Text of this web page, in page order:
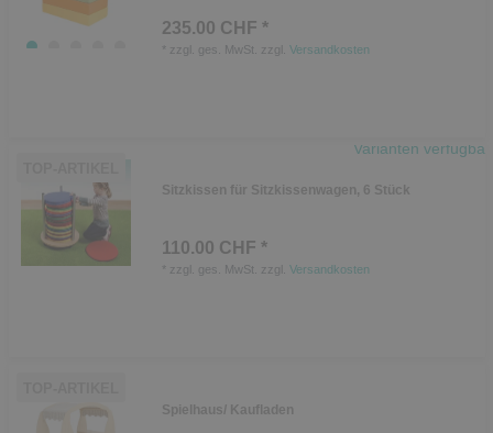
235.00 CHF *
zzgl. ges. MwSt. zzgl. Versandkosten
Varianten verfügbar
Sitzkissen für Sitzkissenwagen, 6 Stück
110.00 CHF *
zzgl. ges. MwSt. zzgl. Versandkosten
Spielhaus/ Kaufladen